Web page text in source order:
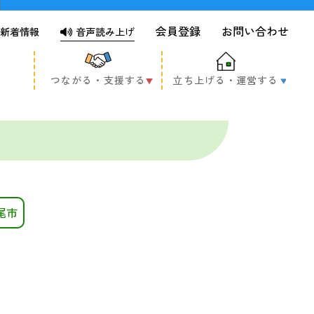
新着情報 音声読み上げ 会員登録 お問い合わせ
つながる・支援する 立ち上げる・運営する
市